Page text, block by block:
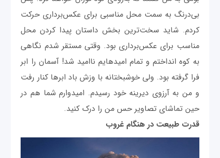
بی‌درنگ به سمت محل مناسبی برای عکس‌برداری حرکت
کردم. شاید سخت‌ترین بخش داستان پیدا کردن محل
مناسب برای عکس‌برداری بود. وقتی مستقر شدم نگاهی
به کوه انداختم و تمام امید‌هایم ناامید شد! آسمان را ابر
فرا گرفته بود. ولی خوشبختانه با وزش باد ابرها کنار رفت
و من به آرزوی دیرینه خود رسیدم. امیدوارم شما هم در
حین تماشای تصاویر حس من را درک کنید.
قدرت طبیعت در هنگام غروب